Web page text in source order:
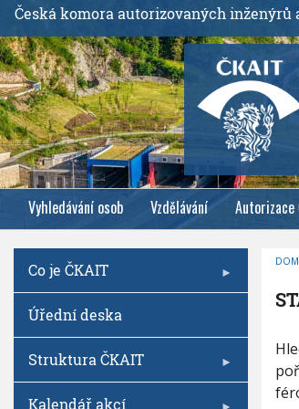
ř
e
j
í
t
k
h
l
v
Česká komora autorizovaných
Vyhledávání osob Vzdělávání Autorizace
O
B
K
O
V
Á
N
A
S
A
V
Co je ČKAIT
Úřední deska
Struktura ČKAIT
Kalendář akcí